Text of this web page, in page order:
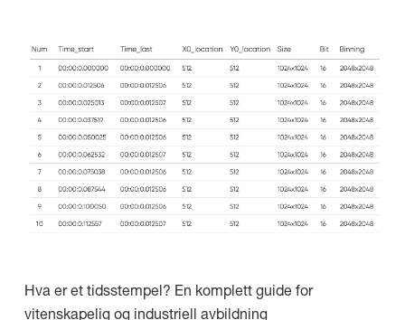
Hva er et tidsstempel? En komplett guide for
vitenskapelig og industriell avbildning